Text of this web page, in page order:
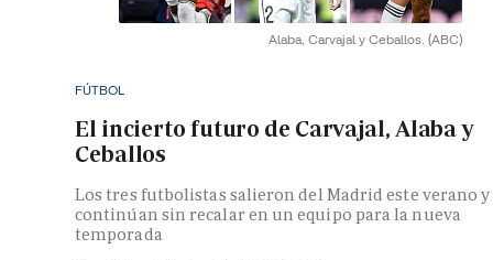
Alaba, Carvajal y Ceballos. (ABC)
FÚTBOL
El incierto futuro de Carvajal, Alaba y
Ceballos
Los tres futbolistas salieron del Madrid este verano y
continúan sin recalar en un equipo para la nueva
temporada